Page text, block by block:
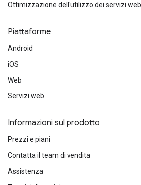
Ottimizzazione dell'utilizzo dei servizi web
Piattaforme
Android
iOS
Web
Servizi web
Informazioni sul prodotto
Prezzi e piani
Contatta il team di vendita
Assistenza